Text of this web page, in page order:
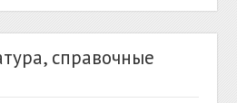
справочные